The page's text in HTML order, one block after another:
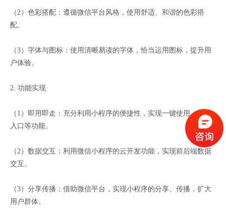
（2）色彩搭配：遵循微信平台风格，使用舒适、和谐的色彩搭
配。
（3）字体与图标：使用清晰易读的字体，恰当运用图标，提升用
户体验。
2. 功能实现
（1）即用即走：充分利用小程序的便捷性，实现一键使用、快速
入口等功能。
（2）数据交互：利用微信小程序的云开发功能，实现前后端数据
交互。
（3）分享传播：借助微信平台，实现小程序的分享、传播，扩大
用户群体。